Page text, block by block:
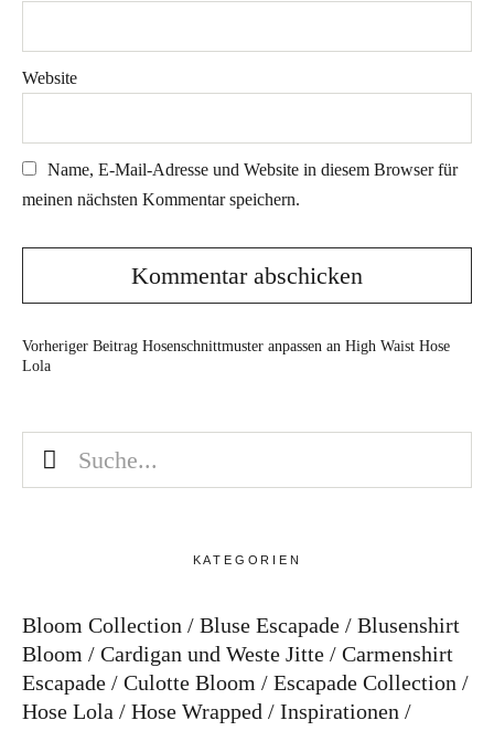
Website
Name, E-Mail-Adresse und Website in diesem Browser für
meinen nächsten Kommentar speichern.
Vorheriger Beitrag Hosenschnittmuster anpassen an High Waist Hose
Lola
KATEGORIEN
Bloom Collection Bluse Escapade
Blusenshirt
Bloom
Cardigan und Weste Jitte
Carmenshirt
Escapade
Culotte Bloom
Escapade Collection
Hose Lola
Hose Wrapped
Inspirationen